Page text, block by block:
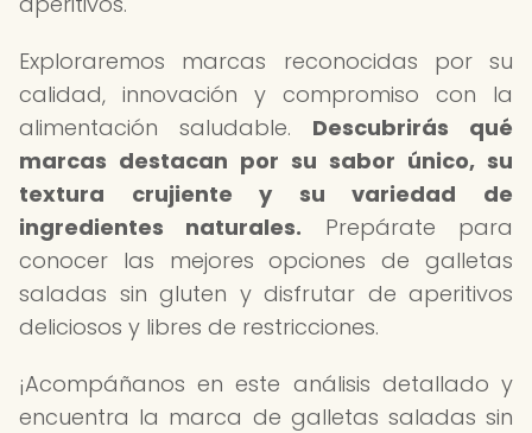
Exploraremos marcas reconocidas por su
calidad, innovación y compromiso con la
alimentación saludable. Descubrirás qué
marcas destacan por su sabor único, su
textura crujiente y su variedad de
ingredientes naturales. Prepárate para
conocer las mejores opciones de galletas
saladas sin gluten y disfrutar de aperitivos
deliciosos y libres de restricciones.
¡Acompáñanos en este análisis detallado y
encuentra la marca de galletas saladas sin